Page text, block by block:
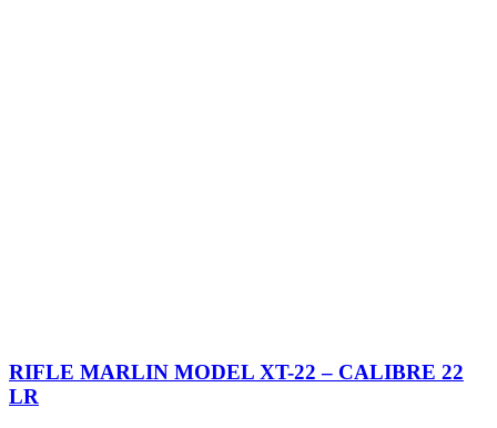
RIFLE MARLIN MODEL XT-22 – CALIBRE 22
LR